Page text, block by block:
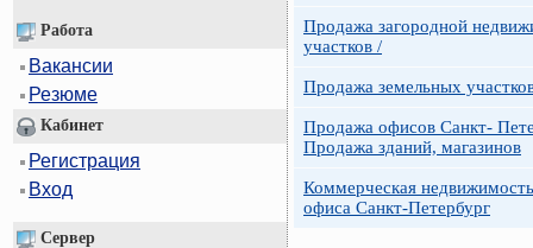
Работа
Вакансии
Резюме
Кабинет
Регистрация
Вход
Сервер
Продажа загородной
участков /
Продажа земельных
Продажа офисов Санкт-
Продажа зданий, магазинов
Коммерческая
офиса Санкт-Петербург